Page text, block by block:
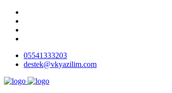
05541333203
destek@vkyazilim.com